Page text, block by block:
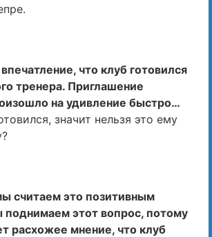
что клуб готовился
тренера. Приглашение
на удивление быстро…
значит нельзя это ему
считаем это позитивным
этот вопрос, потому
расхожее мнение, что клуб